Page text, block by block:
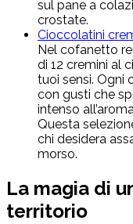
sul pane a
crostate.
Cioccolatini
Nel cofanetto
di 12 cremini al
tuoi sensi. Ogni
con gusti che
intenso
Questa
chi desidera
morso.
La magia di
territorio